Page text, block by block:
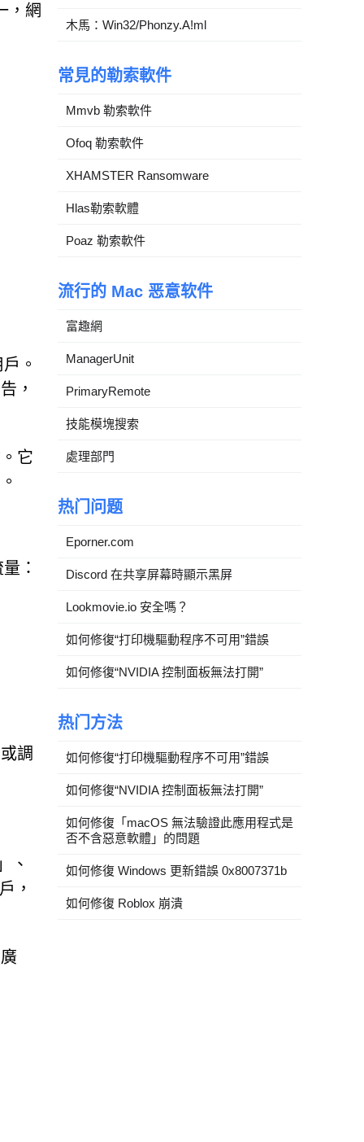
，網
。
，
它
：
調
、
，
木馬：Win32/Phonzy.A!ml
常見的勒索軟件
Mmvb 勒索軟件
Ofoq 勒索軟件
XHAMSTER Ransomware
Hlas勒索軟體
Poaz 勒索軟件
流行的 Mac 恶意软件
富趣網
ManagerUnit
PrimaryRemote
技能模塊搜索
處理部門
热门问题
Eporner.com
Discord 在共享屏幕時顯示黑屏
Lookmovie.io 安全嗎？
如何修復“打印機驅動程序不可用”錯誤
如何修復“NVIDIA 控制面板無法打開”
热门方法
如何修復“打印機驅動程序不可用”錯誤
如何修復“NVIDIA 控制面板無法打開”
如何修復「macOS 無法驗證此應用程式是
否不含惡意軟體」的問題
如何修復 Windows 更新錯誤 0x8007371b
如何修復 Roblox 崩潰